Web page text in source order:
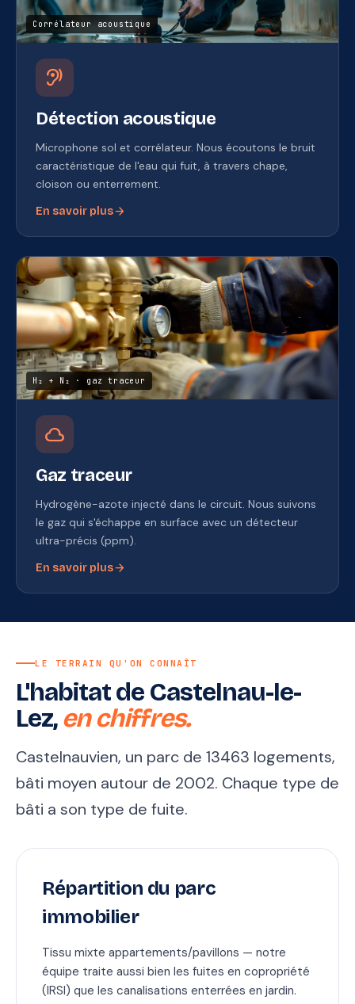
Corrélateur acoustique
hearing
Détection acoustique
Microphone sol et corrélateur. Nous écoutons le bruit
caractéristique de l'eau qui fuit, à travers chape,
cloison ou enterrement.
En savoir plusarrow_forward
H₂ + N₂ · gaz traceur
cloud
Gaz traceur
Hydrogène-azote injecté dans le circuit. Nous suivons
le gaz qui s'échappe en surface avec un détecteur
ultra-précis (ppm).
En savoir plusarrow_forward
LE TERRAIN QU'ON CONNAÎT
L'habitat de Castelnau-le-
Lez,en chiffres.
Castelnauvien, un parc de 13463 logements,
bâti moyen autour de 2002. Chaque type de
bâti a son type de fuite.
Répartition du parc
immobilier
Tissu mixte appartements/pavillons — notre
équipe traite aussi bien les fuites en copropriété
(IRSI) que les canalisations enterrées en jardin.